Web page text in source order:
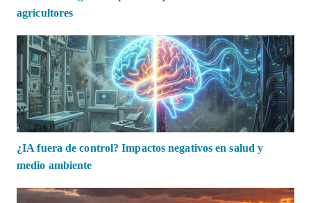
agricultores
¿IA fuera de control? Impactos negativos en salud y
medio ambiente